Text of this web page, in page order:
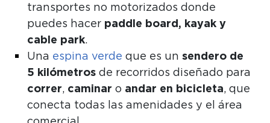
transportes no motorizados donde
puedes hacer paddle board, kayak y
cable park.
Una espina verde que es un sendero de
5 kilómetros de recorridos diseñado para
correr, caminar o andar en bicicleta, que
conecta todas las amenidades y el área